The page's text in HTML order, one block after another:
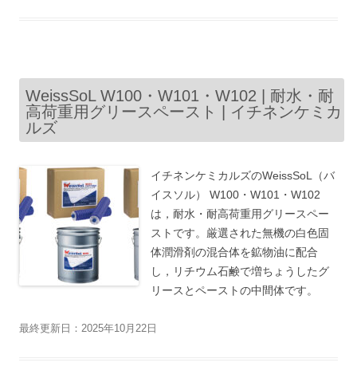
WeissSoL W100・W101・W102 | 耐水・耐
高荷重用グリースペースト | イチネンケミカ
ルズ
イチネンケミカルズのWeissSoL（バ
イスソル） W100・W101・W102
は，耐水・耐高荷重用グリースペー
ストです。厳選された無機の白色固
体潤滑剤の混合体を鉱物油に配合
し，リチウム石鹸で増ちょうしたグ
リースとペーストの中間体です。
最終更新日：2025年10月22日